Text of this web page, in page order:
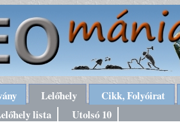
Lelőhely
Cikk, Folyóirat
lista Utolsó 10